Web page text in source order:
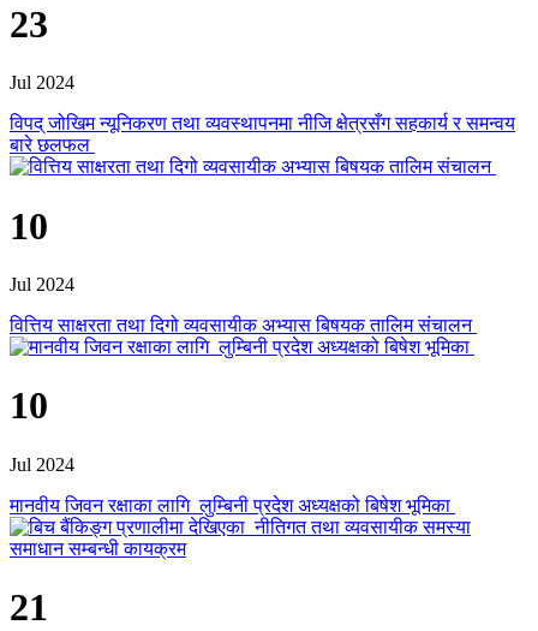
23
Jul 2024
विपद् जोखिम न्यूनिकरण तथा व्यवस्थापनमा नीजि क्षेत्रसँग सहकार्य र समन्वय
बारे छलफल
10
Jul 2024
वित्तिय साक्षरता तथा दिगो व्यवसायीक अभ्यास बिषयक तालिम संचालन
10
Jul 2024
मानवीय जिवन रक्षाका लागि लुम्बिनी प्रदेश अध्यक्षको बिषेश भूमिका
21